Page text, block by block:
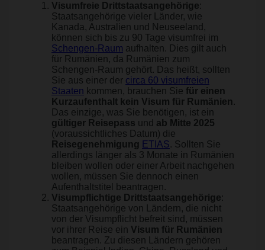
Visumfreie Drittstaatsangehörige:
Staatsangehörige vieler Länder, wie
Kanada, Australien und Neuseeland,
können sich bis zu 90 Tage visumfrei im
Schengen-Raum aufhalten. Dies gilt auch
für Rumänien, da Rumänien zum
Schengen-Raum gehört. Das heißt, sollten
Sie aus einer der circa 60 visumfreien
Staaten kommen, brauchen Sie für einen
Kurzaufenthalt kein Visum für Rumänien.
Das einzige, was Sie benötigen, ist ein
gültiger Reisepass und ab Mitte 2025
(voraussichtliches Datum) die
Reisegenehmigung ETIAS. Sollten Sie
allerdings länger als 3 Monate in Rumänien
bleiben wollen oder einer Arbeit nachgehen
wollen, müssen Sie dennoch einen
Aufenthaltstitel beantragen.
Visumpflichtige Drittstaatsangehörige:
Staatsangehörige von Ländern, die nicht
von der Visumpflicht befreit sind, müssen
vor ihrer Reise ein Visum für Rumänien
beantragen. Zu diesen Ländern gehören